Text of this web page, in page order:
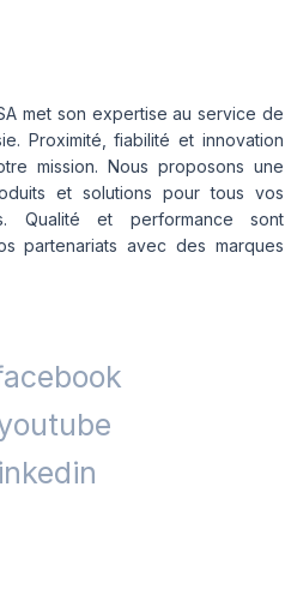
met son expertise au service de
Proximité, fiabilité et innovation
mission. Nous proposons une
et solutions pour tous vos
Qualité et performance sont
partenariats avec des marques